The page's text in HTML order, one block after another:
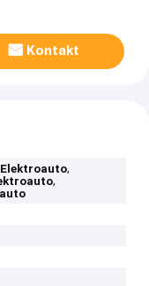
Kontakt
,
,